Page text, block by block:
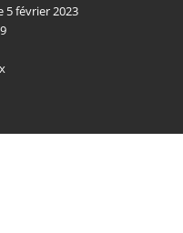
5 février 2023